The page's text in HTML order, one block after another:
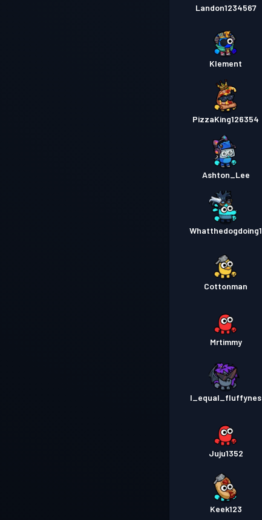
Landon1234567
Klement
PizzaKing126354
Ashton_Lee
Whatthedogdoing1
Cottonman
Mrtimmy
I_equal_fluffynes
Juju1352
Keek123